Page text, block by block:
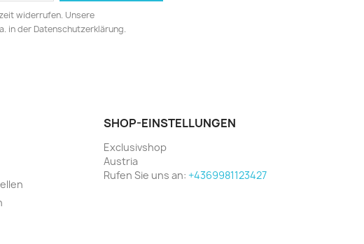
widerrufen. Unsere
in der Datenschutzerklärung.
SHOP-EINSTELLUNGEN
Exclusivshop
Austria
Rufen Sie uns an: +4369981123427